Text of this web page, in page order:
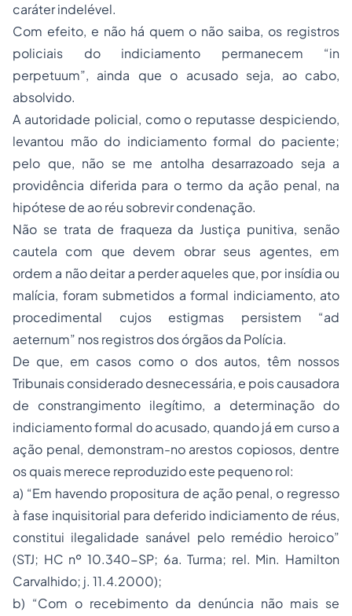
caráter indelével.
Com efeito, e não há quem o não saiba, os registros
policiais do indiciamento permanecem “in
perpetuum”, ainda que o acusado seja, ao cabo,
absolvido.
A autoridade policial, como o reputasse despiciendo,
levantou mão do indiciamento formal do paciente;
pelo que, não se me antolha desarrazoado seja a
providência diferida para o termo da ação penal, na
hipótese de ao réu sobrevir condenação.
Não se trata de fraqueza da Justiça punitiva, senão
cautela com que devem obrar seus agentes, em
ordem a não deitar a perder aqueles que, por insídia ou
malícia, foram submetidos a formal indiciamento, ato
procedimental cujos estigmas persistem “ad
aeternum” nos registros dos órgãos da Polícia.
De que, em casos como o dos autos, têm nossos
Tribunais considerado desnecessária, e pois causadora
de constrangimento ilegítimo, a determinação do
indiciamento formal do acusado, quando já em curso a
ação penal, demonstram-no arestos copiosos, dentre
os quais merece reproduzido este pequeno rol:
a) “Em havendo propositura de ação penal, o regresso
à fase inquisitorial para deferido indiciamento de réus,
constitui ilegalidade sanável pelo remédio heroico”
(STJ; HC nº 10.340-SP; 6a. Turma; rel. Min. Hamilton
Carvalhido; j. 11.4.2000);
b) “Com o recebimento da denúncia não mais se